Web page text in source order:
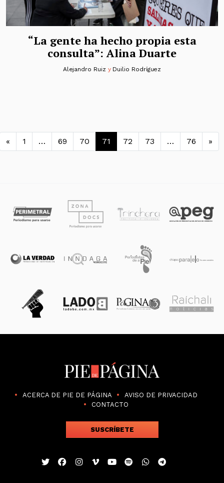
“La gente ha hecho propia esta
consulta”: Alina Duarte
Alejandro Ruiz y Duilio Rodríguez
de entradas
« 1 … 69 70 71 72 73 … 76 »
ACERCA DE PIE DE PÁGINA
AVISO DE PRIVACIDAD
CONTACTO
SUSCRÍBETE